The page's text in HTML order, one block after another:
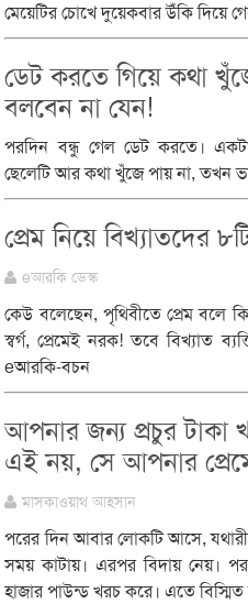
মেয়েটির চোখে দুয়েকবার উঁকি দিয়ে
ডেট করতে গিয়ে কথা
বলবেন না যেন!
পরদিন বন্ধু গেল ডেট করতে।
ছেলেটি আর কথা খুঁজে পায় না, তখন
প্রেম নিয়ে বিখ্যাতদের
eআরকি ডেস্ক
কেউ বলেছেন, পৃথিবীতে প্রেম বলে
স্বর্গ, প্রেমেই নরক! তবে বিখ্যাত
eআরকি-বচন
আপনার জন্য প্রচুর টাকা
এই নয়, সে আপনার
মাসকাওয়াথ আহসান
পরের দিন আবার লোকটি আসে,
সময় কাটায়। এরপর বিদায় নেয়।
হাজার পাউন্ড খরচ করে। এতে বিস্মিত